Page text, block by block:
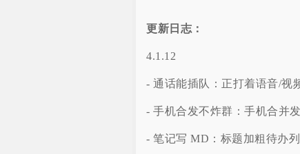
更新日志：
4.1.12
- 通话能插队：正打着语音/视
- 手机合发不炸群：手机合并
- 笔记写 MD：标题加粗待办